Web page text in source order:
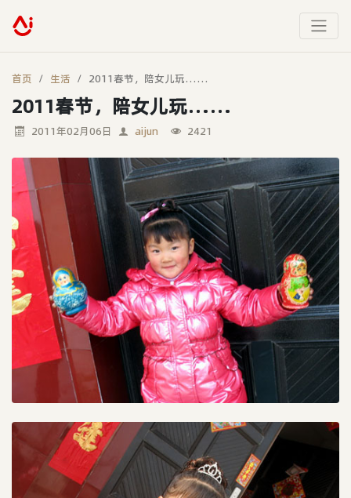
首页 生活 2011春节，陪女儿玩……
2011春节，陪女儿玩……
2011年02月06日 aijun 2421